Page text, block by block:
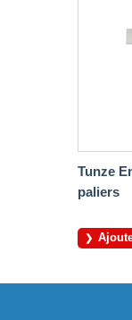
Tunze
paliers